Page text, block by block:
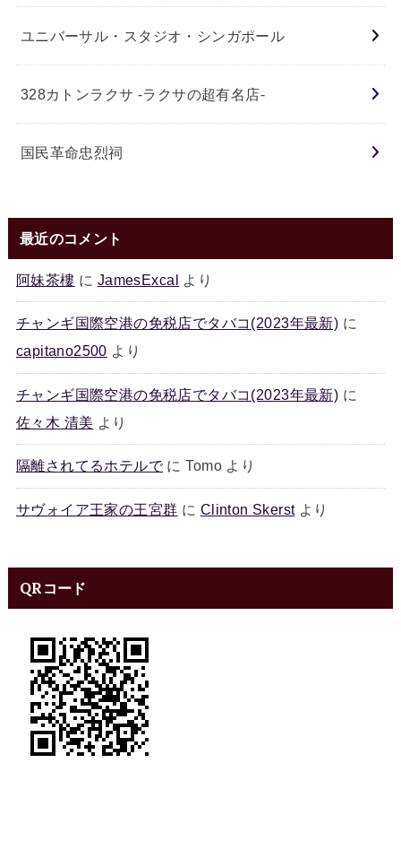
ユニバーサル・スタジオ・シンガポール
328カトンラクサ -ラクサの超有名店-
国民革命忠烈祠
最近のコメント
阿妹茶樓 に JamesExcal より
チャンギ国際空港の免税店でタバコ(2023年最新) に
capitano2500 より
チャンギ国際空港の免税店でタバコ(2023年最新) に
佐々木 清美 より
隔離されてるホテルでにTomoより
サヴォイア王家の王宮群 に Clinton Skerstより
QRコード